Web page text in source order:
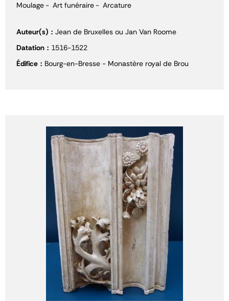
Moulage Art funéraire Arcature
Auteur(s)
Jean de Bruxelles ou Jan Van Roome
Datation
1516-1522
Édifice
Bourg-en-Bresse - Monastère royal de Brou